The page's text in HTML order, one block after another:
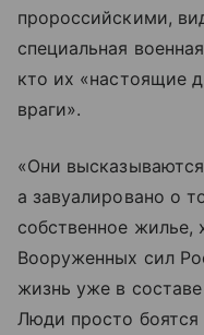
пророссийскими,
специальная
кто их «настоящие
враги».
«Они
а завуалировано о
собственное жилье,
Вооруженных сил
жизнь уже в
Люди просто боятся